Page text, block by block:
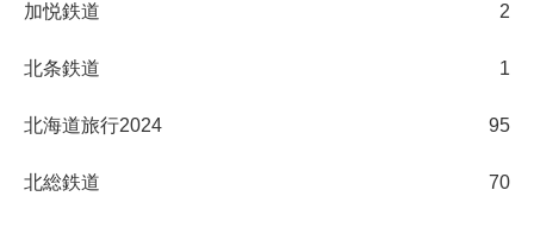
加悦鉄道 2
北条鉄道 1
北海道旅行2024 95
北総鉄道 70